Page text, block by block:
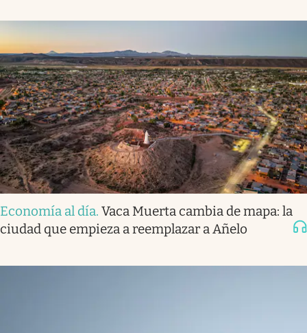
Economía al día. Vaca Muerta cambia de mapa: la
ciudad que empieza a reemplazar a Añelo